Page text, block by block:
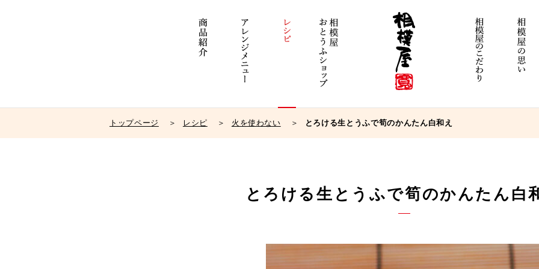
トップページ レシピ 火を使わない とろける生とうふで筍のかんたん白和え
とろける生とうふで筍のかんたん白